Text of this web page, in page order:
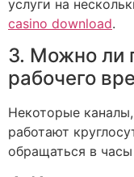
услуги на
casino download.
3. Можно ли
рабочего
Некоторые
работают
обращаться в